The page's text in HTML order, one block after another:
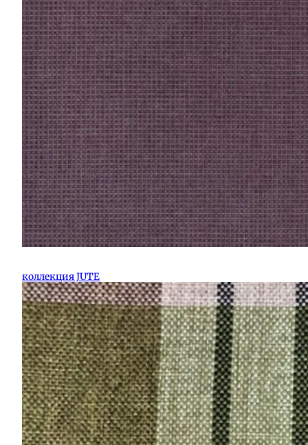
коллекция JUTE